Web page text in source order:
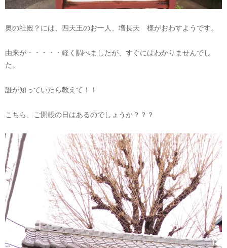
奥の社殿？には、四天王のお一人、増長天 様がおわすようです。
由来が・・・・・軽く調べましたが、すぐにはわかりませんでし
た。
誰が知っていたら教えて！！
こちら、ご開帳の日はあるのでしょうか？？？